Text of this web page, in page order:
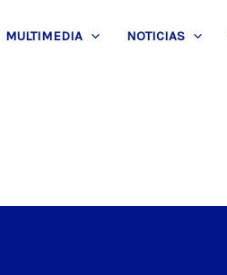
MULTIMEDIA NOTICIAS